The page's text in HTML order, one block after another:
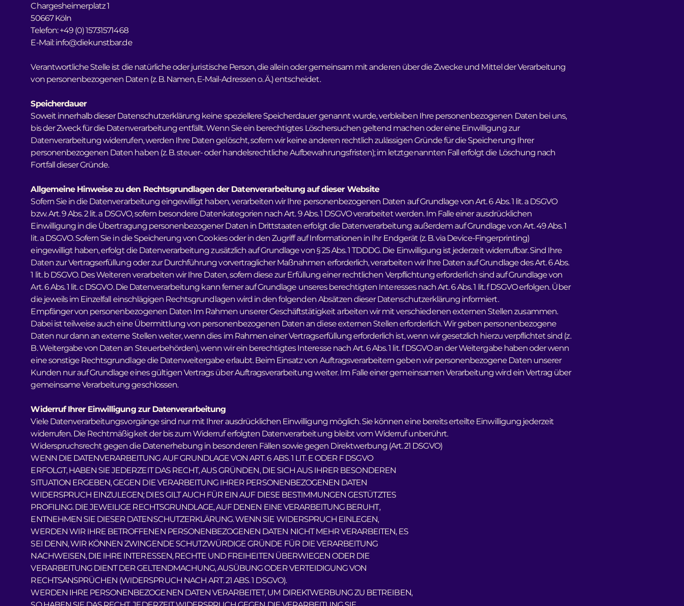
Chargesheimerplatz 1
50667 Köln
Telefon: +49 (0) 15731571468
E-Mail:info@diekunstbar.de
Verantwortliche Stelle ist die natürliche oder juristische Person, die allein oder gemeinsam mit anderen über die Zwecke und Mittel der Verarbeitung
von personenbezogenen Daten (z. B. Namen, E-Mail-Adressen o. Ä.) entscheidet.
Speicherdauer
Soweit innerhalb dieser Datenschutzerklärung keine speziellere Speicherdauer genannt wurde, verbleiben Ihre personenbezogenen Daten bei uns,
bis der Zweck für die Datenverarbeitung entfällt. Wenn Sie ein berechtigtes Löschersuchen geltend machen oder eine Einwilligung zur
Datenverarbeitung widerrufen, werden Ihre Daten gelöscht, sofern wir keine anderen rechtlich zulässigen Gründe für die Speicherung Ihrer
personenbezogenen Daten haben (z. B. steuer- oder handelsrechtliche Aufbewahrungsfristen); im letztgenannten Fall erfolgt die Löschung nach
Fortfall dieser Gründe.
Allgemeine Hinweise zu den Rechtsgrundlagen der Datenverarbeitung auf dieser Website
Sofern Sie in die Datenverarbeitung eingewilligt haben, verarbeiten wir Ihre personenbezogenen Daten auf Grundlage von Art. 6 Abs. 1 lit. a DSGVO
bzw. Art. 9 Abs. 2 lit. a DSGVO, sofern besondere Datenkategorien nach Art. 9 Abs. 1 DSGVO verarbeitet werden. Im Falle einer ausdrücklichen
Einwilligung in die Übertragung personenbezogener Daten in Drittstaaten erfolgt die Datenverarbeitung außerdem auf Grundlage von Art. 49 Abs. 1
lit. a DSGVO. Sofern Sie in die Speicherung von Cookies oder in den Zugriff auf Informationen in Ihr Endgerät (z. B. via Device-Fingerprinting)
eingewilligt haben, erfolgt die Datenverarbeitung zusätzlich auf Grundlage von § 25 Abs. 1 TDDDG. Die Einwilligung ist jederzeit widerrufbar. Sind Ihre
Daten zur Vertragserfüllung oder zur Durchführung vorvertraglicher Maßnahmen erforderlich, verarbeiten wir Ihre Daten auf Grundlage des Art. 6 Abs.
1 lit. b DSGVO. Des Weiteren verarbeiten wir Ihre Daten, sofern diese zur Erfüllung einer rechtlichen Verpflichtung erforderlich sind auf Grundlage von
Art. 6 Abs. 1 lit. c DSGVO. Die Datenverarbeitung kann ferner auf Grundlage unseres berechtigten Interesses nach Art. 6 Abs. 1 lit. f DSGVO erfolgen. Über
die jeweils im Einzelfall einschlägigen Rechtsgrundlagen wird in den folgenden Absätzen dieser Datenschutzerklärung informiert.
Empfänger von personenbezogenen Daten Im Rahmen unserer Geschäftstätigkeit arbeiten wir mit verschiedenen externen Stellen zusammen.
Dabei ist teilweise auch eine Übermittlung von personenbezogenen Daten an diese externen Stellen erforderlich. Wir geben personenbezogene
Daten nur dann an externe Stellen weiter, wenn dies im Rahmen einer Vertragserfüllung erforderlich ist, wenn wir gesetzlich hierzu verpflichtet sind (z.
B. Weitergabe von Daten an Steuerbehörden), wenn wir ein berechtigtes Interesse nach Art. 6 Abs. 1 lit. f DSGVO an der Weitergabe haben oder wenn
eine sonstige Rechtsgrundlage die Datenweitergabe erlaubt. Beim Einsatz von Auftragsverarbeitern geben wir personenbezogene Daten unserer
Kunden nur auf Grundlage eines gültigen Vertrags über Auftragsverarbeitung weiter. Im Falle einer gemeinsamen Verarbeitung wird ein Vertrag über
gemeinsame Verarbeitung geschlossen.
Widerruf Ihrer Einwilligung zur Datenverarbeitung
Viele Datenverarbeitungsvorgänge sind nur mit Ihrer ausdrücklichen Einwilligung möglich. Sie können eine bereits erteilte Einwilligung jederzeit
widerrufen. Die Rechtmäßigkeit der bis zum Widerruf erfolgten Datenverarbeitung bleibt vom Widerruf unberührt.
Widerspruchsrecht gegen die Datenerhebung in besonderen Fällen sowie gegen Direktwerbung (Art. 21 DSGVO)
WENN DIE DATENVERARBEITUNG AUF GRUNDLAGE VON ART. 6 ABS. 1 LIT. E ODER F DSGVO
ERFOLGT, HABEN SIE JEDERZEIT DAS RECHT, AUS GRÜNDEN, DIE SICH AUS IHRER BESONDEREN
SITUATION ERGEBEN, GEGEN DIE VERARBEITUNG IHRER PERSONENBEZOGENEN DATEN
WIDERSPRUCH EINZULEGEN; DIES GILT AUCH FÜR EIN AUF DIESE BESTIMMUNGEN GESTÜTZTES
PROFILING. DIE JEWEILIGE RECHTSGRUNDLAGE, AUF DENEN EINE VERARBEITUNG BERUHT,
ENTNEHMEN SIE DIESER DATENSCHUTZERKLÄRUNG. WENN SIE WIDERSPRUCH EINLEGEN,
WERDEN WIR IHRE BETROFFENEN PERSONENBEZOGENEN DATEN NICHT MEHR VERARBEITEN, ES
SEI DENN, WIR KÖNNEN ZWINGENDE SCHUTZWÜRDIGE GRÜNDE FÜR DIE VERARBEITUNG
NACHWEISEN, DIE IHRE INTERESSEN, RECHTE UND FREIHEITEN ÜBERWIEGEN ODER DIE
VERARBEITUNG DIENT DER GELTENDMACHUNG, AUSÜBUNG ODER VERTEIDIGUNG VON
RECHTSANSPRÜCHEN (WIDERSPRUCH NACH ART. 21 ABS. 1 DSGVO).
WERDEN IHRE PERSONENBEZOGENEN DATEN VERARBEITET, UM DIREKTWERBUNG ZU BETREIBEN,